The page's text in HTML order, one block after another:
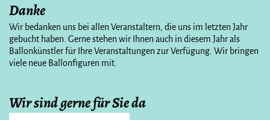
Danke
Wir bedanken uns bei allen Veranstaltern, die uns im letzten Jahr
gebucht haben. Gerne stehen wir Ihnen auch in diesem Jahr als
Ballonkünstler für Ihre Veranstaltungen zur Verfügung. Wir bringen
viele neue Ballonfiguren mit.
Wir sind gerne für Sie da